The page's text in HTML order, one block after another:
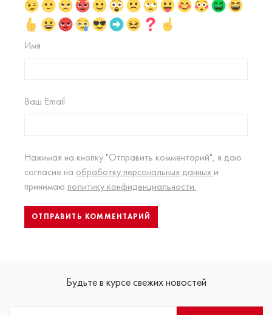
Имя
Ваш Email
Нажимая на кнопку "Отправить комментарий", я даю
согласие на обработку персональных данных и
принимаю политику конфиденциальности.
Будьте в курсе свежих новостей